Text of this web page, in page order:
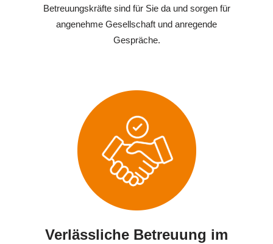
Betreuungskräfte sind für Sie da und sorgen für
angenehme Gesellschaft und anregende
Gespräche.
Verlässliche Betreuung im